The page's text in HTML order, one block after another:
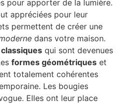
pour apporter de la lumière.
appréciées pour leur
permettent de créer une
dans votre maison.
qui sont devenues
formes géométriques et
totalement cohérentes
Les bougies
Elles ont leur place